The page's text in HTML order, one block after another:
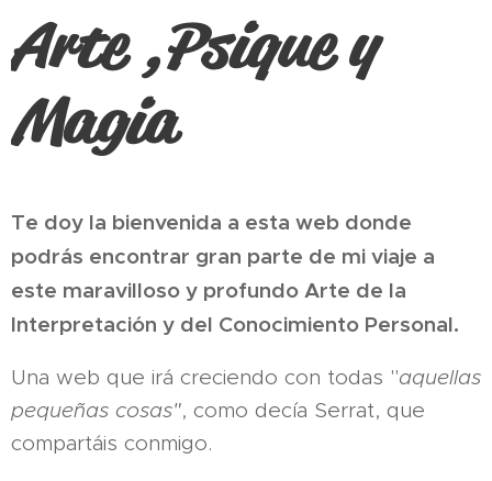
Arte ,Psique y
Magia
Te doy la bienvenida a esta web donde
podrás encontrar gran parte de mi viaje a
este maravilloso y profundo Arte de la
Interpretación y del Conocimiento Personal.
Una web que irá creciendo con todas "aquellas
pequeñas cosas", como decía Serrat, que
compartáis conmigo.